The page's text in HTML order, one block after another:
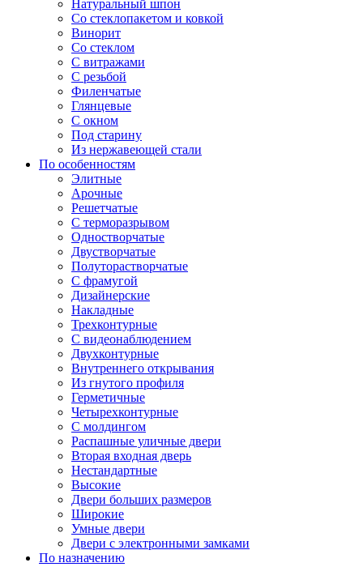
Натуральный шпон
Со стеклопакетом и ковкой
Винорит
Со стеклом
С витражами
С резьбой
Филенчатые
Глянцевые
С окном
Под старину
Из нержавеющей стали
По особенностям
Элитные
Арочные
Решетчатые
С терморазрывом
Одностворчатые
Двустворчатые
Полуторастворчатые
С фрамугой
Дизайнерские
Накладные
Трехконтурные
С видеонаблюдением
Двухконтурные
Внутреннего открывания
Из гнутого профиля
Герметичные
Четырехконтурные
С молдингом
Распашные уличные двери
Вторая входная дверь
Нестандартные
Высокие
Двери больших размеров
Широкие
Умные двери
Двери с электронными замками
По назначению